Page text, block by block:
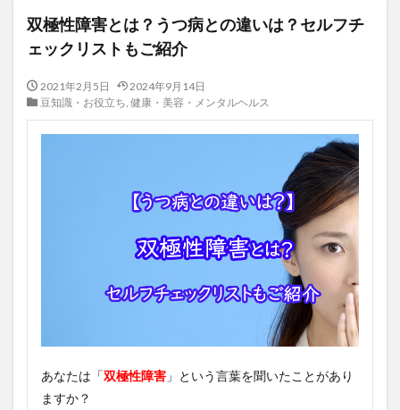
双極性障害とは？うつ病との違いは？セルフチ
ェックリストもご紹介
2021年2月5日
2024年9月14日
豆知識・お役立ち, 健康・美容・メンタルヘルス
あなたは「双極性障害 」という言葉を聞いたことがあり
ますか？